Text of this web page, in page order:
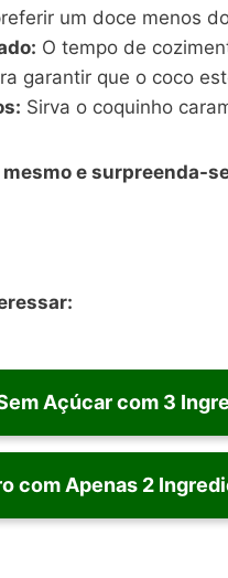
um doce menos
O tempo de
garantir que o coco
Sirva o coquinho
e surpreenda-
Açúcar com 3
com Apenas 2